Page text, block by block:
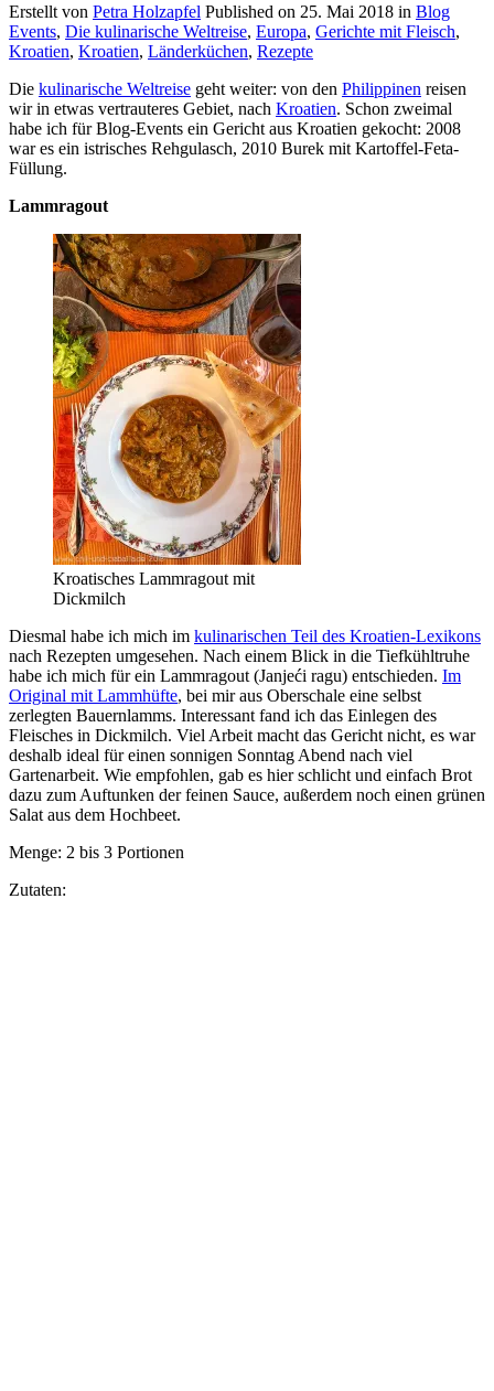
Erstellt von Petra Holzapfel Published on 25. Mai 2018 in Blog
Events, Die kulinarische Weltreise, Europa, Gerichte mit Fleisch,
Kroatien, Kroatien, Länderküchen, Rezepte
Die kulinarische Weltreise geht weiter: von den Philippinen reisen
wir in etwas vertrauteres Gebiet, nach Kroatien. Schon zweimal
habe ich für Blog-Events ein Gericht aus Kroatien gekocht: 2008
war es ein istrisches Rehgulasch, 2010 Burek mit Kartoffel-Feta-
Füllung.
Lammragout
Kroatisches Lammragout mit
Dickmilch
Diesmal habe ich mich im kulinarischen Teil des Kroatien-Lexikons
nach Rezepten umgesehen. Nach einem Blick in die Tiefkühltruhe
habe ich mich für ein Lammragout (Janjeći ragu) entschieden. Im
Original mit Lammhüfte, bei mir aus Oberschale eine selbst
zerlegten Bauernlamms. Interessant fand ich das Einlegen des
Fleisches in Dickmilch. Viel Arbeit macht das Gericht nicht, es war
deshalb ideal für einen sonnigen Sonntag Abend nach viel
Gartenarbeit. Wie empfohlen, gab es hier schlicht und einfach Brot
dazu zum Auftunken der feinen Sauce, außerdem noch einen grünen
Salat aus dem Hochbeet.
Menge: 2 bis 3 Portionen
Zutaten: